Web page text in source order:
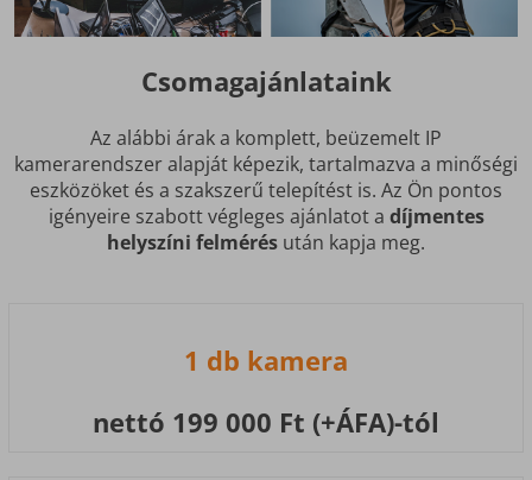
Csomagajánlataink
Az alábbi árak a komplett, beüzemelt IP
kamerarendszer alapját képezik, tartalmazva a minőségi
eszközöket és a szakszerű telepítést is. Az Ön pontos
igényeire szabott végleges ajánlatot a díjmentes
helyszíni felmérés után kapja meg.
1 db kamera
nettó 199 000 Ft (+ÁFA)-tól